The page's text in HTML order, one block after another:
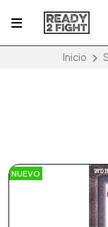
Inicio
NUEVO